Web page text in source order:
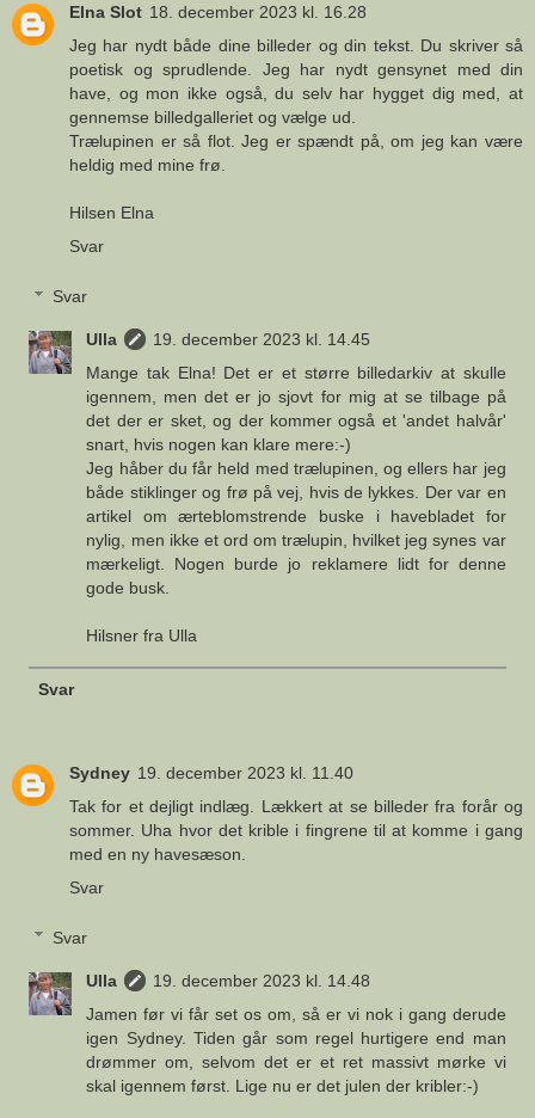
Elna Slot 18. december 2023 kl. 16.28
Jeg har nydt både dine billeder og din tekst. Du skriver så
poetisk og sprudlende. Jeg har nydt gensynet med din
have, og mon ikke også, du selv har hygget dig med, at
gennemse billedgalleriet og vælge ud.
Trælupinen er så flot. Jeg er spændt på, om jeg kan være
heldig med mine frø.
Hilsen Elna
Svar
Svar
Ulla
19. december 2023 kl. 14.45
Mange tak Elna! Det er et større billedarkiv at skulle
igennem, men det er jo sjovt for mig at se tilbage på
det der er sket, og der kommer også et 'andet halvår'
snart, hvis nogen kan klare mere:-)
Jeg håber du får held med trælupinen, og ellers har jeg
både stiklinger og frø på vej, hvis de lykkes. Der var en
artikel om ærteblomstrende buske i havebladet for
nylig, men ikke et ord om trælupin, hvilket jeg synes var
mærkeligt. Nogen burde jo reklamere lidt for denne
gode busk.
Hilsner fra Ulla
Svar
Sydney 19. december 2023 kl. 11.40
Tak for et dejligt indlæg. Lækkert at se billeder fra forår og
sommer. Uha hvor det krible i fingrene til at komme i gang
med en ny havesæson.
Svar
Svar
Ulla
19. december 2023 kl. 14.48
Jamen før vi får set os om, så er vi nok i gang derude
igen Sydney. Tiden går som regel hurtigere end man
drømmer om, selvom det er et ret massivt mørke vi
skal igennem først. Lige nu er det julen der kribler:-)